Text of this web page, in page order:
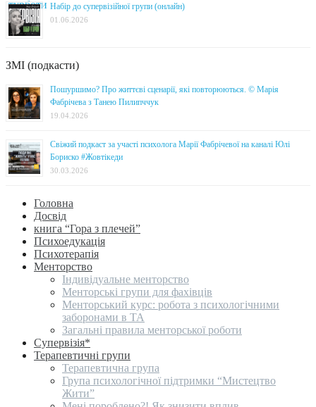
Набір до супервізійної групи (онлайн)
01.06.2026
ЗМІ (подкасти)
Пошуршимо? Про життєві сценарії, які повторюються. © Марія
Фабрічева з Танею Пилипччук
19.04.2026
Свіжий подкаст за участі психолога Марії Фабрічевої на каналі Юлі
Бориско #Жовтікеди
30.03.2026
Головна
Досвід
книга “Гора з плечей”
Психоедукація
Психотерапія
Менторство
Індивідуальне менторство
Менторські групи для фахівців
Менторський курс: робота з психологічними
заборонами в ТА
Загальні правила менторської роботи
Супервізія*
Терапевтичні групи
Терапевтична група
Група психологічної підтримки “Мистецтво
Жити”